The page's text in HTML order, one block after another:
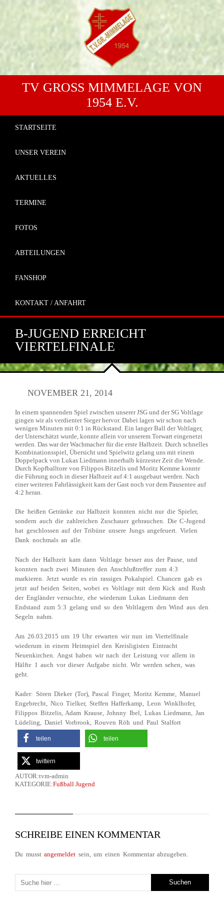
TV GROSS MIMMELAGE VON 1
954 E.V.
STARTSEITE
UNSER VEREIN
AKTUELLES
TERMINE
FOTOS
ABTEILUNGEN
FANSHOP
KONTAKT / ANFAHRT
B-JUGEND ERREICHT
VIERTELFINALE
NOVEMBER 21, 2014
In einem spannenden Spiel zwischen unserer JSG und der SG Voltlage
gingen wir als verdienter Sieger hervor. Dabei lagen wir schon nach
wenigen Minuten mit 0:1 in Rückstand. Ein langer Ball der Voltlager,
der Unterschätzt wurde, konnte allein vor unserem Torwart eingenetzt
werden. Das war der Wachmacher für die erste Halbzeit. Durch schnelles
Kombinationsspiel, Übersicht und Spielwitz gelang uns mit einem
Doppelpack von Lukas Liedmann innerhalb kürzester Zeit die Wende.
Durch Kopfballtore von Filippos Bitzelis und Moritz Kemme konnte
die Führung noch in dieser Halbzeit auf 4:1 ausgebaut werden. Nach
einer weiteren Fahrlässigkeit kam der Gast noch vor dem Pausentee auf
4:2 heran.
Die heißen Getränke zur Halbzeit konnten nicht nur die Spieler,
sondern auch die zahlreichen Zuschauer gebrauchen. Die C-Jugend
hat geschlossen auf der Tribüne unsere Jungs angefeuert. Vielen
Dank nochmals an alle.
Nach der Halbzeit kam dann Voltlage besser aus der Pause, und
konnten nach zwei Minuten den Anschlußtreffer zum 4:3
markieren. Jetzt wurde es ein rassiges Pokalspiel. Chancen gab es
jetzt auf beiden Seiten, wobei es Voltlage mit dem Kick and Rush
der Engländer versuchte, ehe wiederum Lukas Liedmann den
Endstand zum 5:3 gelang und so den Voltlagern den Wind aus den
Segeln nahm.
Am 26.03.2015 um 19 Uhr erwarten wir nun im Viertelfinale
wiederum in einem Heimspiel den Kreisligisten Eintracht
Neuenkirchen. Angst haben wir nach der Leistung vor allem in
Hälfte 1 auch vor dieser Aufgabe nicht. Wir werden sehen, was
geht.
Kader: Sören Dieker (Tor), Pascal Finger, Moritz Kemme, Manuel
Engebrecht, Nico Tielker, Steffen Hafferkamp, Leon Winklhofer,
Filippos Bitzelis, Adam Krause, Johnny Ibel, Lukas Liedmann, Jan
Lüdeling, Daniel Vorbrook, Rouven Röh und Paul Stalfort
teilen teilen
twittern
AUTOR:tvm-admin
KATEGORIE:Fußball Jugend
SCHREIBE EINEN KOMMENTAR
Du musstangemeldet sein, um einen Kommentar abzugeben.